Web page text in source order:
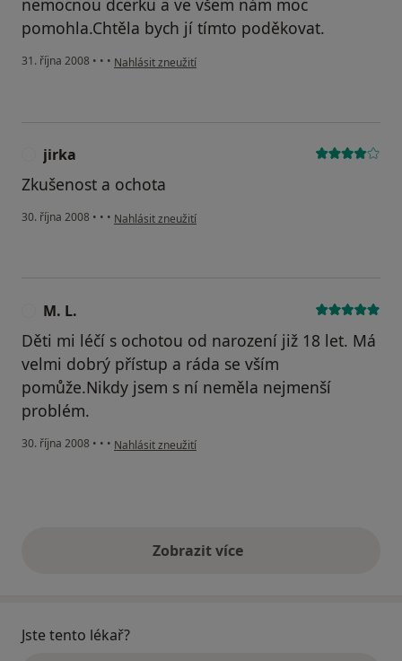
nemocnou dcerku a ve všem nám moc
pomohla.Chtěla bych jí tímto poděkovat.
31. října 2008 • • • podle názoru uživatele T.
Nahlásit zneužití
jirka
Zkušenost a ochota
30. října 2008 • • • podle názoru uživatele jirka
Nahlásit zneužití
M. L.
Děti mi léčí s ochotou od narození již 18 let. Má
velmi dobrý přístup a ráda se vším
pomůže.Nikdy jsem s ní neměla nejmenší
problém.
30. října 2008 • • • podle názoru uživatele M. L.
Nahlásit zneužití
Zobrazit vícevýše uvedené názory
Jste tento lékař?